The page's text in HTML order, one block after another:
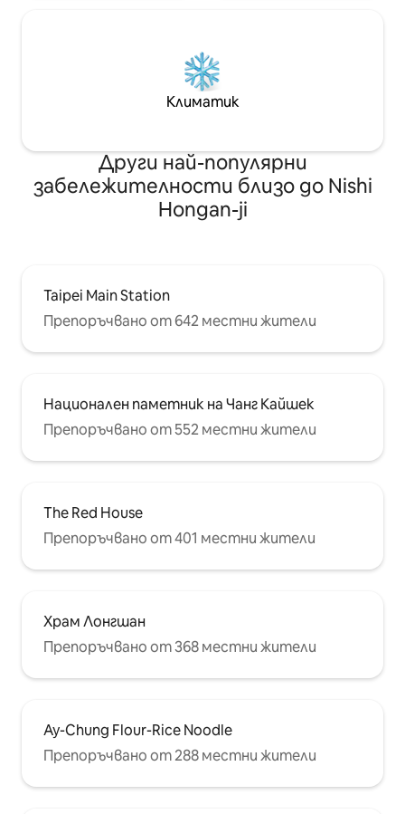
Климатик
Други най-популярни
забележителности близо до Nishi
Hongan-ji
Taipei Main Station
Препоръчвано от 642 местни жители
Национален паметник на Чанг Кайшек
Препоръчвано от 552 местни жители
The Red House
Препоръчвано от 401 местни жители
Храм Лонгшан
Препоръчвано от 368 местни жители
Ay-Chung Flour-Rice Noodle
Препоръчвано от 288 местни жители